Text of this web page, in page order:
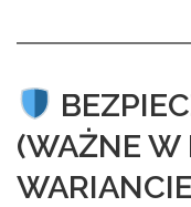
(WAŻNE W